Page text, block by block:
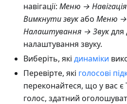
навігації: Меню →
Вимкнути звукабо Меню →
Налаштування → Звукдля
налаштування звуку.
Виберіть, які динаміки
Перевірте, які голосові
переконайтеся, що у вас є
голос, здатний